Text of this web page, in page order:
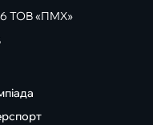
ТОВ «ПМХ»